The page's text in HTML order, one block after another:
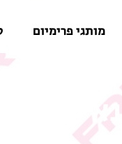
מותגי פרימיום
נא לשים